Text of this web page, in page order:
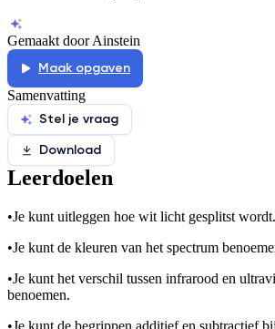
Gemaakt door Ainstein
Maak opgaven
Samenvatting
Stel je vraag
Download
Leerdoelen
•Je kunt uitleggen hoe wit licht gesplitst wordt.
•Je kunt de kleuren van het spectrum
•Je kunt het verschil tussen infrarood en
benoemen.
•Je kunt de begrippen additief en subtractief